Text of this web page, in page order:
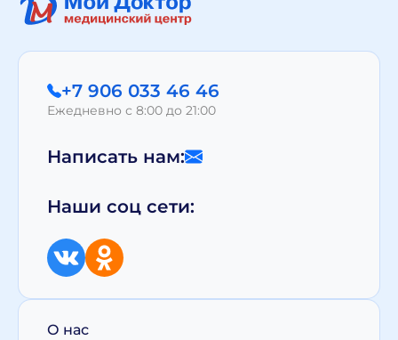
+7 906 033 46 46
Ежедневно с 8:00 до 21:00
Написать нам:
Наши соц сети:
О нас